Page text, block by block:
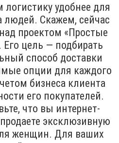
удобнее для
людей. Скажем, сейчас
проектом «Простые
цель — подбирать
способ доставки
опции для каждого
бизнеса клиента
его покупателей.
что вы интернет-
эксклюзивную
женщин. Для ваших